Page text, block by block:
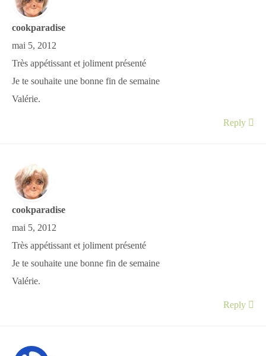
cookparadise
mai 5, 2012
Très appétissant et joliment présenté
Je te souhaite une bonne fin de semaine
Valérie.
Reply
cookparadise
mai 5, 2012
Très appétissant et joliment présenté
Je te souhaite une bonne fin de semaine
Valérie.
Reply